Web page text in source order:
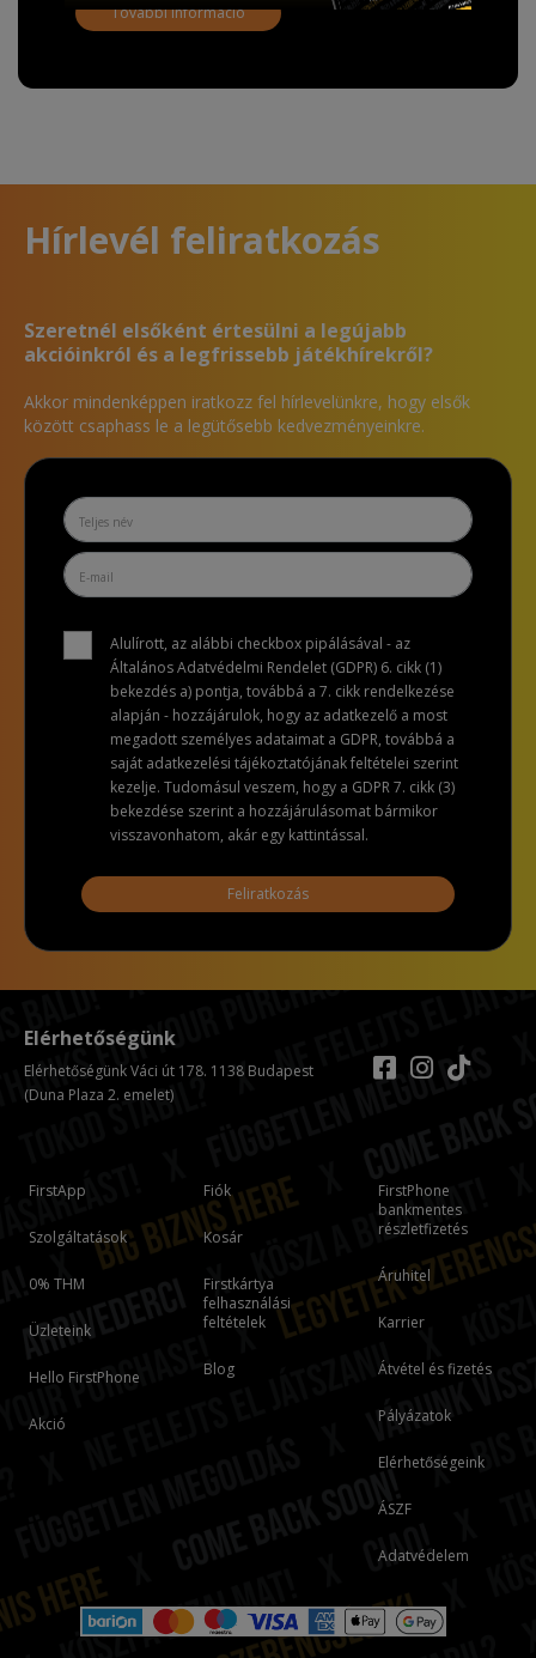
További információ
Hírlevél feliratkozás
Szeretnél elsőként értesülni a legújabb
akcióinkról és a legfrissebb játékhírekről?
Akkor mindenképpen iratkozz fel hírlevelünkre, hogy elsők
között csaphass le a legütősebb kedvezményeinkre.
Alulírott, az alábbi checkbox pipálásával - az
Általános Adatvédelmi Rendelet (GDPR) 6. cikk (1)
bekezdés a) pontja, továbbá a 7. cikk rendelkezése
alapján - hozzájárulok, hogy az adatkezelő a most
megadott személyes adataimat a GDPR, továbbá a
saját adatkezelési tájékoztatójának feltételei szerint
kezelje. Tudomásul veszem, hogy a GDPR 7. cikk (3)
bekezdése szerint a hozzájárulásomat bármikor
visszavonhatom, akár egy kattintással.
Feliratkozás
FirstApp
Szolgáltatások
0% THM
Üzleteink
Hello FirstPhone
Akció
Fiók
Kosár
Firstkártya
felhasználási
feltételek
Blog
FirstPhone
bankmentes
részletfizetés
Áruhitel
Karrier
Átvétel és fizetés
Pályázatok
Elérhetőségeink
ÁSZF
Adatvédelem
Elérhetőségünk
Elérhetőségünk Váci út 178. 1138 Budapest
(Duna Plaza 2. emelet)